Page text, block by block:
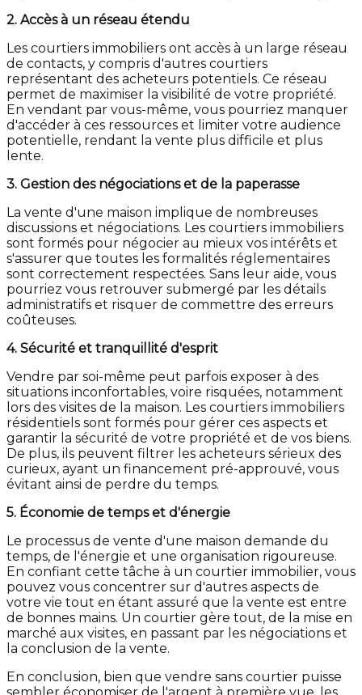
2. Accès à un réseau étendu
Les courtiers immobiliers ont accès à un large réseau
de contacts, y compris d'autres courtiers
représentant des acheteurs potentiels. Ce réseau
permet de maximiser la visibilité de votre propriété.
En vendant par vous-même, vous pourriez manquer
d'accéder à ces ressources et limiter votre audience
potentielle, rendant la vente plus difficile et plus
lente.
3. Gestion des négociations et de la paperasse
La vente d'une maison implique de nombreuses
discussions et négociations. Les courtiers immobiliers
sont formés pour négocier au mieux vos intérêts et
s'assurer que toutes les formalités réglementaires
sont correctement respectées. Sans leur aide, vous
pourriez vous retrouver submergé par les détails
administratifs et risquer de commettre des erreurs
coûteuses.
4. Sécurité et tranquillité d'esprit
Vendre par soi-même peut parfois exposer à des
situations inconfortables, voire risquées, notamment
lors des visites de la maison. Les courtiers immobiliers
résidentiels sont formés pour gérer ces aspects et
garantir la sécurité de votre propriété et de vos biens.
De plus, ils peuvent filtrer les acheteurs sérieux des
curieux, ayant un financement pré-approuvé, vous
évitant ainsi de perdre du temps.
5. Économie de temps et d'énergie
Le processus de vente d'une maison demande du
temps, de l'énergie et une organisation rigoureuse.
En confiant cette tâche à un courtier immobilier, vous
pouvez vous concentrer sur d'autres aspects de
votre vie tout en étant assuré que la vente est entre
de bonnes mains. Un courtier gère tout, de la mise en
marché aux visites, en passant par les négociations et
la conclusion de la vente.
En conclusion, bien que vendre sans courtier puisse